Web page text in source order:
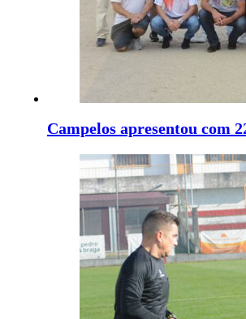
Campelos apresentou com